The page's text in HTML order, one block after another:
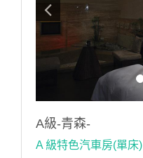
A級-青森-
A 級特色汽車房(單床)